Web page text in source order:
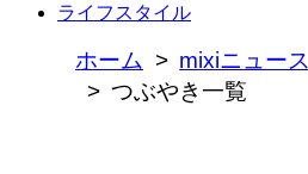
ライフスタイル
ホーム mixiニュース
つぶやき一覧